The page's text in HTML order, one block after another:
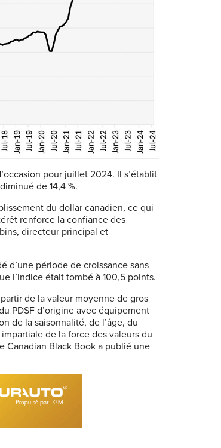
pour juillet 2024. Il s’établit
de 14,4 %.
du dollar canadien, ce qui
renforce la confiance des
directeur principal et
d’une période de croissance sans
l’indice était tombé à 100,5 points.
de la valeur moyenne de gros
PDSF d’origine avec équipement
de la saisonnalité, de l’âge, du
de la force des valeurs du
Canadian Black Book a publié une